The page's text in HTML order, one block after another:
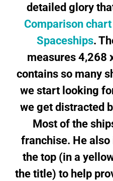
detailed glory
Comparison
Spaceships.
measures 4,268
contains so many
we start looking
we get distracted
Most of the
franchise. He
the top (in a
the title) to help